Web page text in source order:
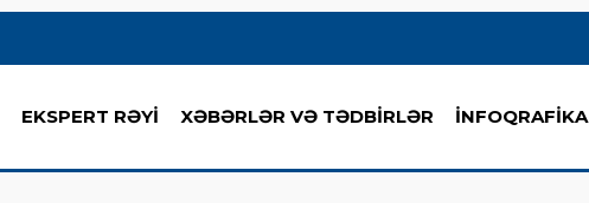
EKSPERT RƏYİ XƏBƏRLƏR VƏ TƏDBİRLƏR İNFOQRAFİKA